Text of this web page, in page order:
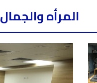
المرأه والجمال